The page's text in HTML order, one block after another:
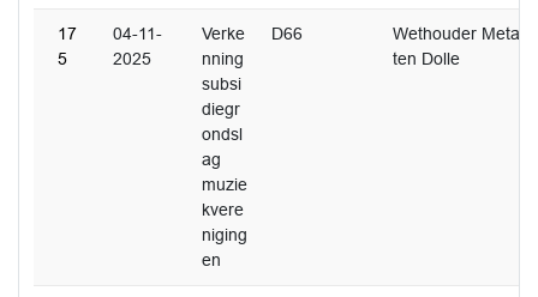
17
5
04-11-
2025
Verke
nning
subsi
diegr
ondsl
ag
muzie
kvere
niging
en
D66
Wethouder Metaal-
ten Dolle